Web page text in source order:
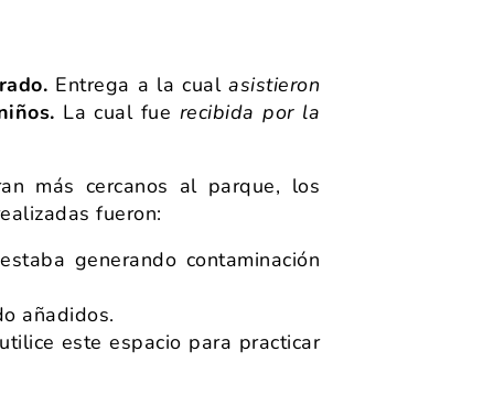
Entrega a la cualasistieron
La cual fue recibida por la
más cercanos al parque, los
fueron:
generando contaminación
añadidos.
este espacio para practicar